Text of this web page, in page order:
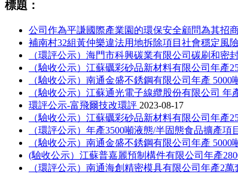
標題：
公司作為平謙國際產業園的環保安全顧問為其招
補南村32組黃仲樂違法用地拆除項目社會穩定風
（環評公示）海門市科興碳業有限公司碳刷和密
（驗收公示）江蘇礪彩砂品新材料有限公司年產
（驗收公示）南通金盛不銹鋼有限公司年產
（驗收公示）江蘇通光電子線纜股份有限公司
環評公示-富飛爾技改環評 2023-08-17
（驗收公示）江蘇礪彩砂品新材料有限公司年產
（環評公示）年產3500噸液態/半固態食品擴產項
（驗收公示）南通金盛不銹鋼有限公司年產
(驗收公示）江蘇普嘉麗預制構件有限公司年產
（環評公示）南通海創精密模具有限公司年產2